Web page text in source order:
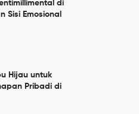
di
Sisi Emosional
Hijau untuk
Pribadi di